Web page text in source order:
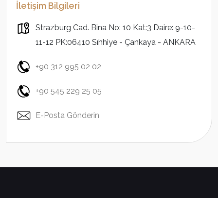
İletişim Bilgileri
Strazburg Cad. Bina No: 10 Kat:3 Daire: 9-10-
11-12 PK:06410 Sıhhiye - Çankaya - ANKARA
+90 312 995 02 02
+90 545 229 25 05
E-Posta Gönderin